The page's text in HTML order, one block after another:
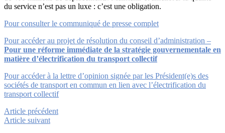
du service n’est pas un luxe : c’est une obligation.
Pour consulter le communiqué de presse complet
Pour accéder au projet de résolution du conseil d’administration –
Pour une réforme immédiate de la stratégie gouvernementale en
matière d’électrification du transport collectif
Pour accéder à la lettre d’opinion signée par les Président(e)s des
sociétés de transport en commun en lien avec l’électrification du
transport collectif
Article précédent
Article suivant